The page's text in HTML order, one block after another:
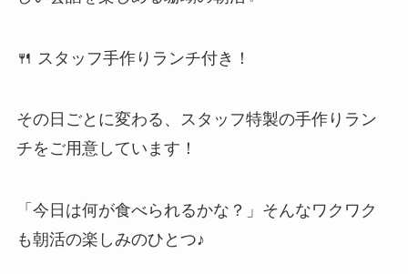
🍴 スタッフ手作りランチ付き！
その日ごとに変わる、スタッフ特製の手作りラン
チをご用意しています！
「今日は何が食べられるかな？」そんなワクワク
も朝活の楽しみのひとつ♪